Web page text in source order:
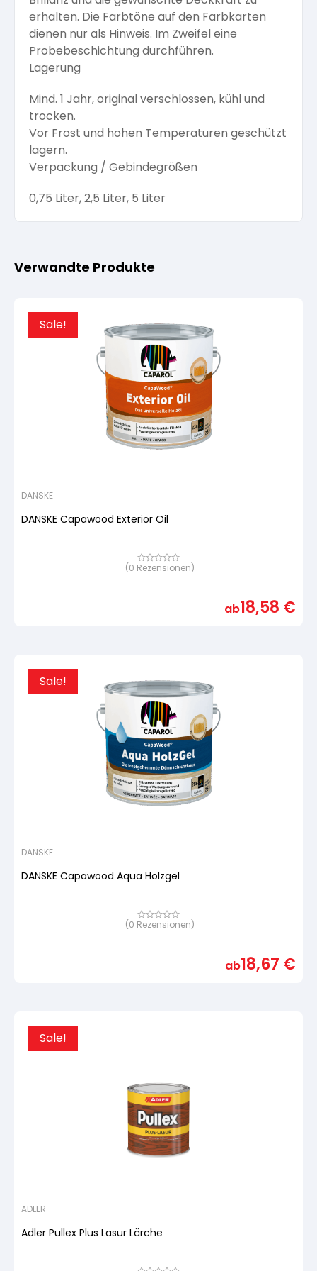
erhalten. Die Farbtöne auf den Farbkarten
dienen nur als Hinweis. Im Zweifel eine
Probebeschichtung durchführen.
Lagerung
Mind. 1 Jahr, original verschlossen, kühl und
trocken.
Vor Frost und hohen Temperaturen geschützt
lagern.
Verpackung / Gebindegrößen
0,75 Liter, 2,5 Liter, 5 Liter
Verwandte Produkte
Sale!
DANSKE
DANSKE Capawood Exterior Oil
Bewertet
(0 Rezensionen)
ab18,58 €
Sale!
DANSKE
DANSKE Capawood Aqua Holzgel
Bewertet
(0 Rezensionen)
ab18,67 €
Sale!
ADLER
Adler Pullex Plus Lasur Lärche